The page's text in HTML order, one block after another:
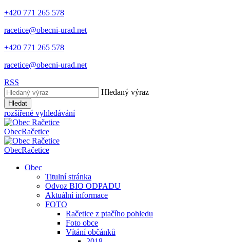
+420 771 265 578
racetice@obecni-urad.net
+420 771 265 578
racetice@obecni-urad.net
RSS
Hledaný výraz
Hledat
rozšířené vyhledávání
ObecRačetice
ObecRačetice
Obec
Titulní stránka
Odvoz BIO ODPADU
Aktuální informace
FOTO
Račetice z ptačího pohledu
Foto obce
Vítání občánků